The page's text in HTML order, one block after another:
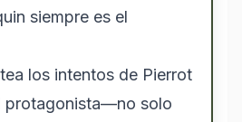
siempre es el
los intentos de Pierrot
protagonista—no solo